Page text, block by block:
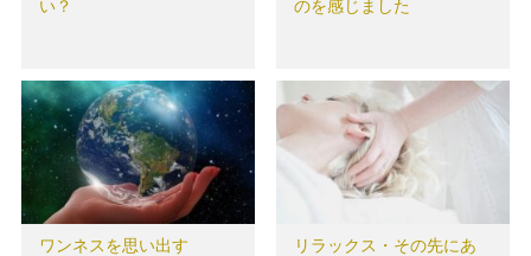
い？
のを感じました
ワンネスを思い出す
リラックス・その先にあ